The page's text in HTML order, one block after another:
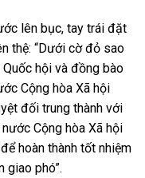
lên bục, tay trái đặt
thệ: “Dưới cờ đỏ sao
hội và đồng bào
Cộng hòa Xã hội
đối trung thành với
Cộng hòa Xã hội
hoàn thành tốt nhiệm
giao phó”.